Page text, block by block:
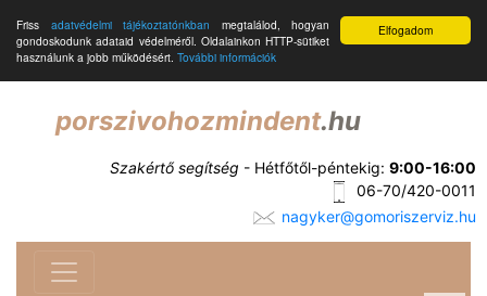
Elfogadom
Friss adatvédelmi tájékoztatónkban megtalálod, hogyan
gondoskodunk adataid védelméről. Oldalainkon HTTP-sütiket
használunk a jobb működésért. További információk
porszivohozmindent.hu
Szakértő segítség - Hétfőtől-péntekig: 9:00-16:00
06-70/420-0011
nagyker@gomoriszerviz.hu